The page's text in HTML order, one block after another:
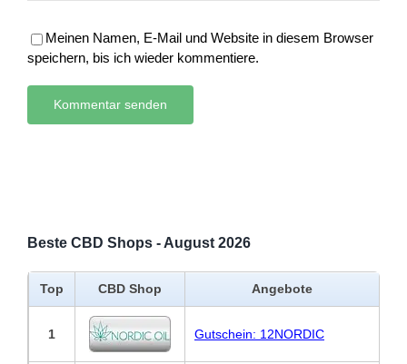
Meinen Namen, E-Mail und Website in diesem Browser
speichern, bis ich wieder kommentiere.
Beste CBD Shops - August 2026
Top CBD Shop Angebote
1 Gutschein: 12NORDIC